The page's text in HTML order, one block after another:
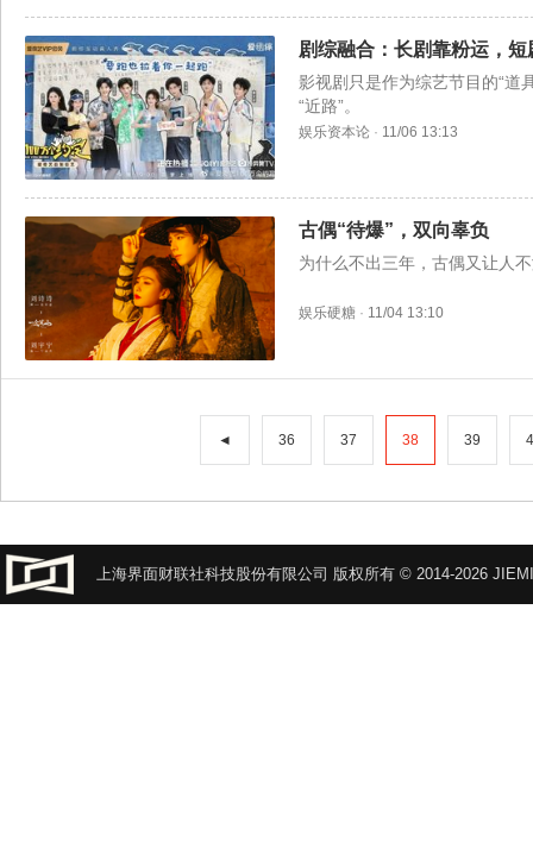
剧综融合：长剧靠粉运，
影视剧只是作为综艺节目的“道
“近路”。
娱乐资本论 · 11/06 13:13
古偶“待爆”，双向辜负
为什么不出三年，古偶又让人
娱乐硬糖 · 11/04 13:10
◄ 36 37 38 39
上海界面财联社科技股份有限公司 版权所有 © 2014-2026